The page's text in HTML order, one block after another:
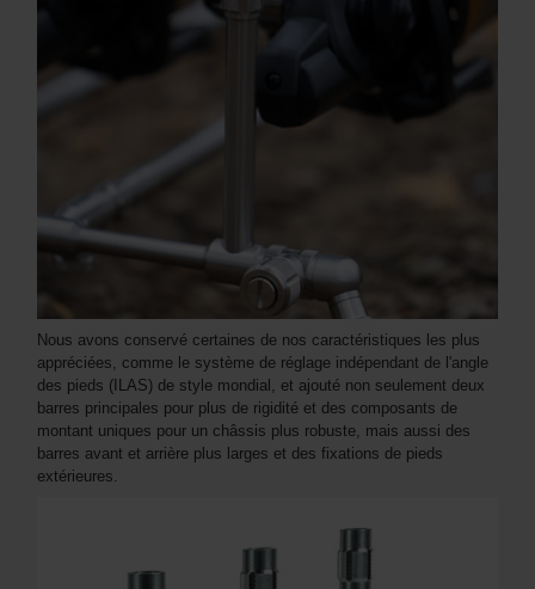
Nous avons conservé certaines de nos caractéristiques les plus
appréciées, comme le système de réglage indépendant de l'angle
des pieds (ILAS) de style mondial, et ajouté non seulement deux
barres principales pour plus de rigidité et des composants de
montant uniques pour un châssis plus robuste, mais aussi des
barres avant et arrière plus larges et des fixations de pieds
extérieures.